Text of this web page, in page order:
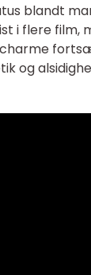
blandt
i flere film,
charme
og